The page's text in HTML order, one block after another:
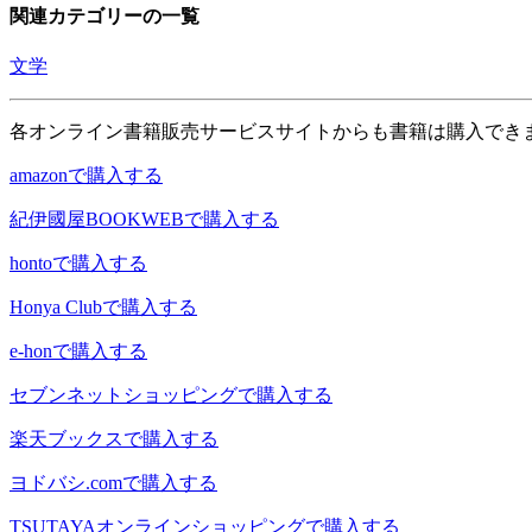
関連カテゴリーの一覧
文学
各オンライン書籍販売サービスサイトからも書籍は購入でき
amazonで購入する
紀伊國屋BOOKWEBで購入する
hontoで購入する
Honya Clubで購入する
e-honで購入する
セブンネットショッピングで購入する
楽天ブックスで購入する
ヨドバシ.comで購入する
TSUTAYAオンラインショッピングで購入する